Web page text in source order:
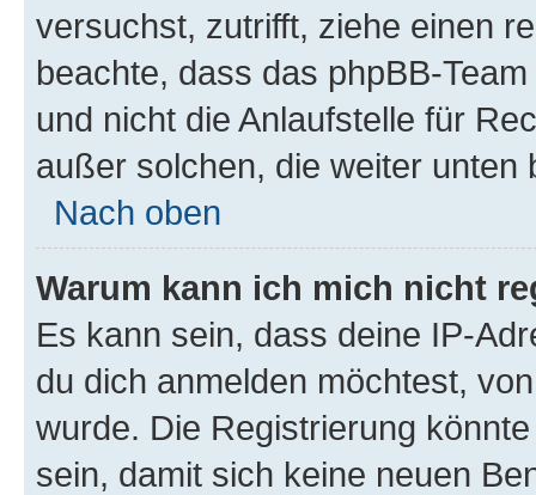
versuchst, zutrifft, ziehe einen
beachte, dass das phpBB-
und nicht die Anlaufstelle für
außer solchen, die weiter unten
Nach oben
Warum kann ich mich nicht
Es kann sein, dass deine IP-
du dich anmelden möchtest,
wurde. Die Registrierung
sein, damit sich keine neuen